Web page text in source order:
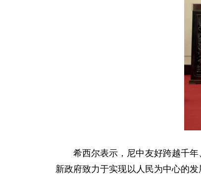
希西尔表示，尼中友好跨越千
新政府致力于实现以人民为中心的